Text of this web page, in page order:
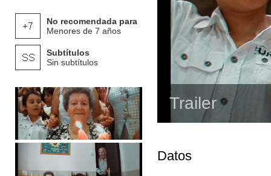
No recomendada para
Menores de 7 años
Subtítulos
Sin subtítulos
Trailer
Datos